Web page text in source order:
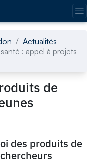
Actualités
: appel à projets
de
des produits de